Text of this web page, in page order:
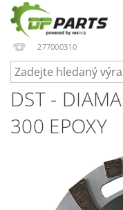
277000310
DST -
300 EPOXY